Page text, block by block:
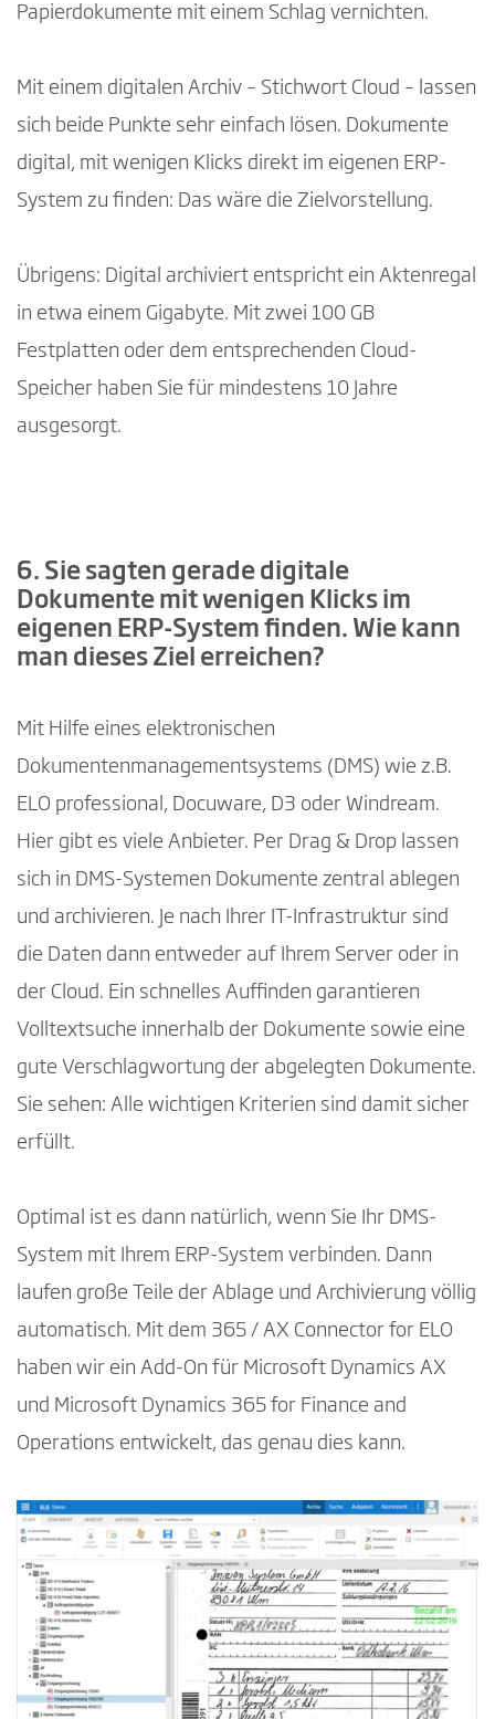
Papierdokumente mit einem Schlag vernichten.
Mit einem digitalen Archiv – Stichwort Cloud – lassen
sich beide Punkte sehr einfach lösen. Dokumente
digital, mit wenigen Klicks direkt im eigenen ERP-
System zu finden: Das wäre die Zielvorstellung.
Übrigens: Digital archiviert entspricht ein Aktenregal
in etwa einem Gigabyte. Mit zwei 100 GB
Festplatten oder dem entsprechenden Cloud-
Speicher haben Sie für mindestens 10 Jahre
ausgesorgt.
6. Sie sagten gerade digitale
Dokumente mit wenigen Klicks im
eigenen ERP-System finden. Wie kann
man dieses Ziel erreichen?
Mit Hilfe eines elektronischen
Dokumentenmanagementsystems (DMS) wie z.B.
ELO professional, Docuware, D3 oder Windream.
Hier gibt es viele Anbieter. Per Drag & Drop lassen
sich in DMS-Systemen Dokumente zentral ablegen
und archivieren. Je nach Ihrer IT-Infrastruktur sind
die Daten dann entweder auf Ihrem Server oder in
der Cloud. Ein schnelles Auffinden garantieren
Volltextsuche innerhalb der Dokumente sowie eine
gute Verschlagwortung der abgelegten Dokumente.
Sie sehen: Alle wichtigen Kriterien sind damit sicher
erfüllt.
Optimal ist es dann natürlich, wenn Sie Ihr DMS-
System mit Ihrem ERP-System verbinden. Dann
laufen große Teile der Ablage und Archivierung völlig
automatisch. Mit dem 365 / AX Connector for ELO
haben wir ein Add-On für Microsoft Dynamics AX
und Microsoft Dynamics 365 for Finance and
Operations entwickelt, das genau dies kann.